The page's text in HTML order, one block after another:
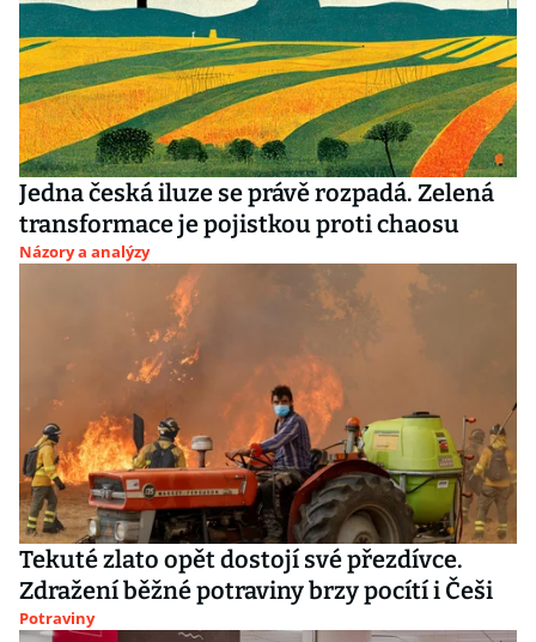
Jedna česká iluze se právě rozpadá. Zelená
transformace je pojistkou proti chaosu
Názory a analýzy
Tekuté zlato opět dostojí své přezdívce.
Zdražení běžné potraviny brzy pocítí i Češi
Potraviny